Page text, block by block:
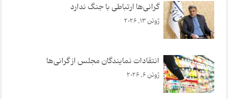
گرانی‌ها ارتباطی با جنگ ندارد
ژوئن 13, 2026
انتقادات نمایندگان مجلس از گرانی‌ها
ژوئن 6, 2026